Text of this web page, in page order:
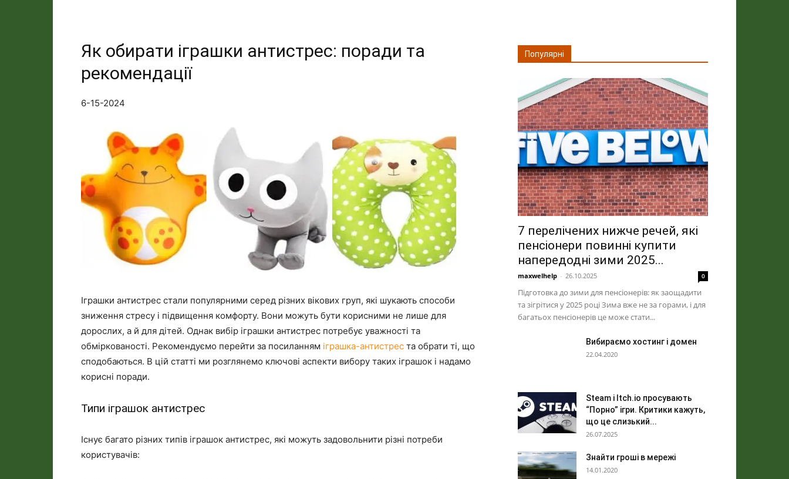
Як обирати іграшки антистрес: поради та
рекомендації
6-15-2024
Іграшки антистрес стали популярними серед різних вікових груп, які шукають способи
зниження стресу і підвищення комфорту. Вони можуть бути корисними не лише для
дорослих, а й для дітей. Однак вибір іграшки антистрес потребує уважності та
обміркованості. Рекомендуємо перейти за посиланням іграшка-антистрес та обрати ті, що
сподобаються. В цій статті ми розглянемо ключові аспекти вибору таких іграшок і надамо
корисні поради.
Типи іграшок антистрес
Існує багато різних типів іграшок антистрес, які можуть задовольнити різні потреби
користувачів:
Популярні
7 перелічених нижче речей, які
пенсіонери повинні купити
напередодні зими 2025...
maxwelhelp - 26.10.2025 0
Підготовка до зими для пенсіонерів: як заощадити
та зігрітися у 2025 році Зима вже не за горами, і для
багатьох пенсіонерів це може стати...
Вибираємо хостинг і домен
22.04.2020
Steam і Itch.io просувають
“Порно” ігри. Критики кажуть,
що це слизький...
26.07.2025
Знайти гроші в мережі
14.01.2020